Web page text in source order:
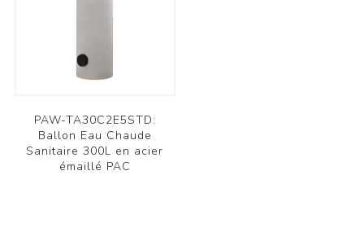
PAW-TA30C2E5STD:
Ballon Eau Chaude
Sanitaire 300L en acier
émaillé PAC